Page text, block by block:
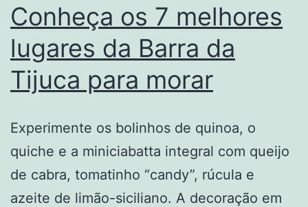
Conheça os 7 melhores
lugares da Barra da
Tijuca para morar
Experimente os bolinhos de quinoa, o
quiche e a miniciabatta integral com queijo
de cabra, tomatinho “candy”, rúcula e
azeite de limão-siciliano. A decoração em